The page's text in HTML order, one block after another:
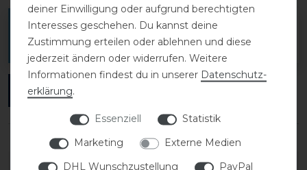
Melde dich an, um eine Kundenrezension zu
verfassen.
ANMELDEN
DETAILS ZUR PRODUKTSICHERHEIT
deiner Einwilligung oder aufgrund berechtigten
Interesses geschehen. Du kannst deine
Zustimmung erteilen oder ablehnen und diese
jederzeit ändern oder widerrufen. Weitere
Informationen findest du in unserer Daten­schutz­
erklärung.
Essenziell
Statistik
Marketing
Externe Medien
DHL Wunschzustellung
PayPal